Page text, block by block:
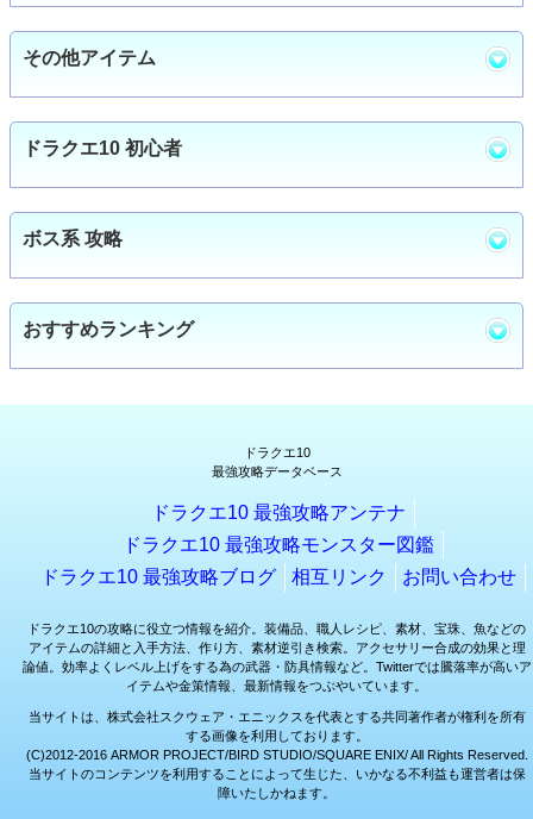
その他アイテム
ドラクエ10 初心者
ボス系 攻略
おすすめランキング
ドラクエ10
最強攻略データベース
ドラクエ10 最強攻略アンテナ
ドラクエ10 最強攻略モンスター図鑑
ドラクエ10 最強攻略ブログ
相互リンク お問い合わせ
ドラクエ10の攻略に役立つ情報を紹介。装備品、職人レシピ、素材、宝珠、魚などの
アイテムの詳細と入手方法、作り方、素材逆引き検索。アクセサリー合成の効果と理
論値。効率よくレベル上げをする為の武器・防具情報など。Twitterでは騰落率が高いア
イテムや金策情報、最新情報をつぶやいています。
当サイトは、株式会社スクウェア・エニックスを代表とする共同著作者が権利を所有
する画像を利用しております。
(C)2012-2016 ARMOR PROJECT/BIRD STUDIO/SQUARE ENIX/ All Rights Reserved.
当サイトのコンテンツを利用することによって生じた、いかなる不利益も運営者は保
障いたしかねます。